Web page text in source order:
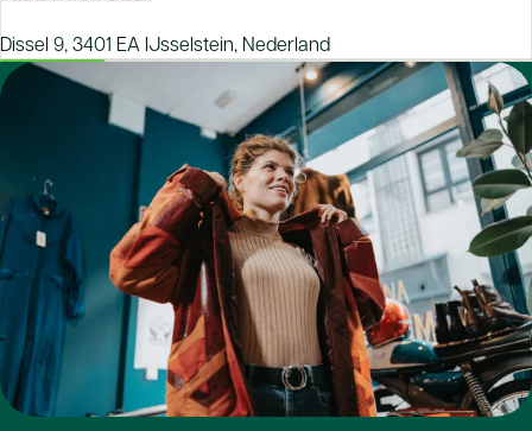
Dissel 9, 3401 EA IJsselstein, Nederland